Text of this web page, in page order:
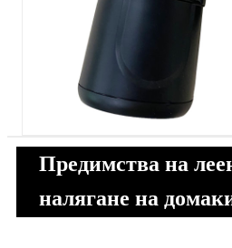
Предимства на
налягане на